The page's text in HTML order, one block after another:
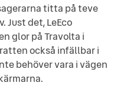
titta på teve
Just det, LeEco
glor på Travolta i
också infällbar i
behöver vara i vägen